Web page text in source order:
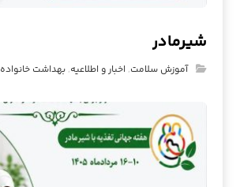
شیرمادر
آموزش سلامت, اخبار و اطلاعیه,بهداشت خانواده